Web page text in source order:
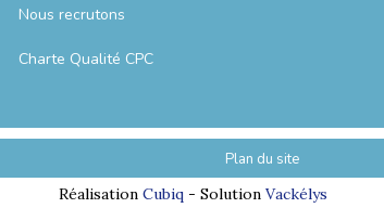
Nous recrutons
Charte Qualité CPC
Plan du site
Réalisation Cubiq- Solution Vackélys